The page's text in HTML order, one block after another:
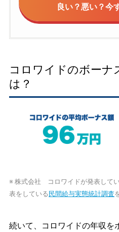
良い？悪い？今
コロワイドのボーナ
は？
※ 株式会社 コロワイドが発表して
表をしている 民間給与実態統計調査
続いて、コロワイドの年収を